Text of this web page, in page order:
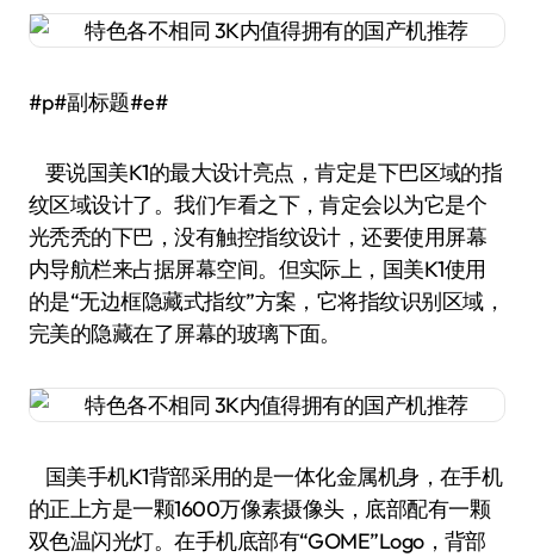
#p#副标题#e#
要说国美K1的最大设计亮点，肯定是下巴区域的指
纹区域设计了。我们乍看之下，肯定会以为它是个
光秃秃的下巴，没有触控指纹设计，还要使用屏幕
内导航栏来占据屏幕空间。但实际上，国美K1使用
的是“无边框隐藏式指纹”方案，它将指纹识别区域，
完美的隐藏在了屏幕的玻璃下面。
国美手机K1背部采用的是一体化金属机身，在手机
的正上方是一颗1600万像素摄像头，底部配有一颗
双色温闪光灯。在手机底部有“GOME”Logo，背部